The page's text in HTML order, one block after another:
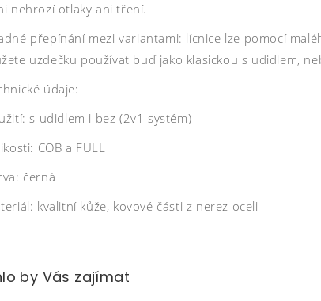
nehrozí otlaky ani tření.
přepínání mezi variantami: lícnice lze pomocí
uzdečku používat buď jako klasickou s udidlem,
údaje:
s udidlem i bez (2v1 systém)
COB a FULL
černá
kvalitní kůže, kovové části z nerez oceli
by Vás zajímat